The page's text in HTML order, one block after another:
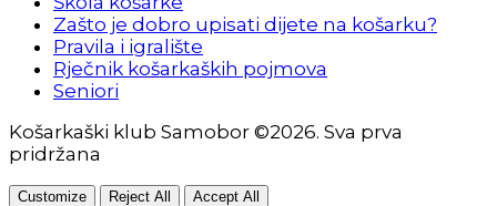
Zašto je dobro upisati dijete na košarku?
Pravila i igralište
Rječnik košarkaških pojmova
Seniori
Košarkaški klub Samobor ©2026. Sva prva
pridržana
Customize Reject All Accept All